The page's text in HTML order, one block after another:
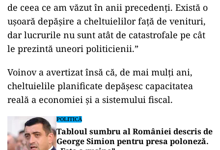
de ceea ce am văzut în anii precedenți. Există o
ușoară depășire a cheltuielilor față de venituri,
dar lucrurile nu sunt atât de catastrofale pe cât
le prezintă uneori politicienii.”
Voinov a avertizat însă că, de mai mulți ani,
cheltuielile planificate depășesc capacitatea
reală a economiei și a sistemului fiscal.
POLITICĂ
Tabloul sumbru al României descris de
George Simion pentru presa poloneză.